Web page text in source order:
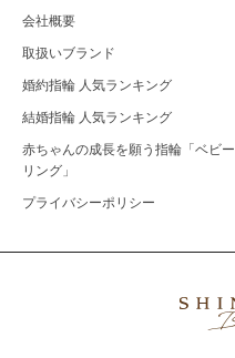
会社概要
取扱いブランド
婚約指輪 人気ランキング
結婚指輪 人気ランキング
赤ちゃんの成長を願う指輪「ベビー
リング」
プライバシーポリシー